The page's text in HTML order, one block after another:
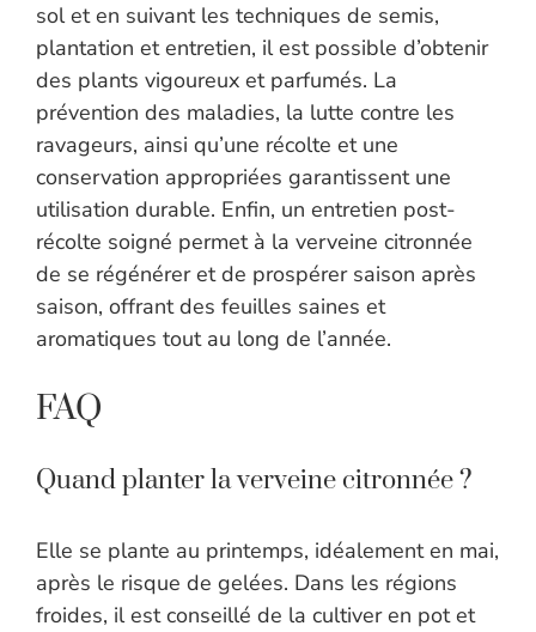
sol et en suivant les techniques de semis,
plantation et entretien, il est possible d’obtenir
des plants vigoureux et parfumés. La
prévention des maladies, la lutte contre les
ravageurs, ainsi qu’une récolte et une
conservation appropriées garantissent une
utilisation durable. Enfin, un entretien post-
récolte soigné permet à la verveine citronnée
de se régénérer et de prospérer saison après
saison, offrant des feuilles saines et
aromatiques tout au long de l’année.
FAQ
Quand planter la verveine citronnée ?
Elle se plante au printemps, idéalement en mai,
après le risque de gelées. Dans les régions
froides, il est conseillé de la cultiver en pot et